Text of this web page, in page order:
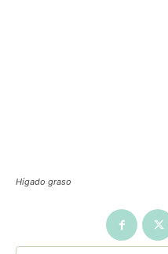
Hígado graso